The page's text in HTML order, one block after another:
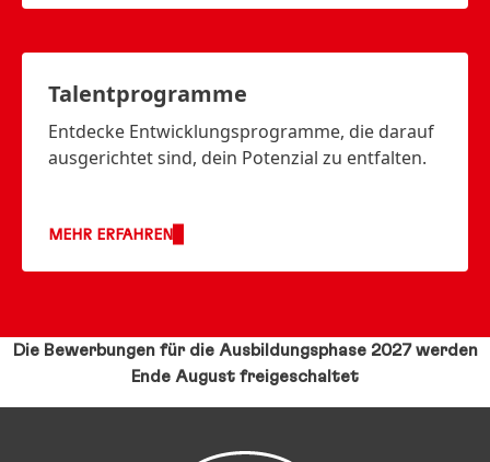
Talentprogramme
Entdecke Entwicklungsprogramme, die darauf
ausgerichtet sind, dein Potenzial zu entfalten.
MEHR ERFAHREN
Die Bewerbungen für die Ausbildungsphase 2027 werden
Ende August freigeschaltet